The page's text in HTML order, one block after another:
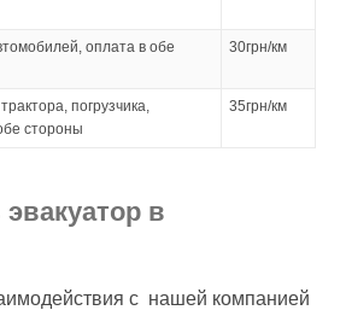
оплата в обе
30грн/км
погрузчика,
стороны
35грн/км
в
с нашей компанией